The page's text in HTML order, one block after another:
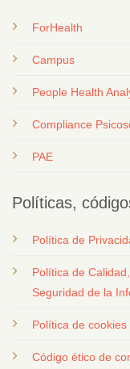
ForHealth
Campus
People Health
Compliance
PAE
Políticas,
Política de
Política de
Seguridad de la
Política de cookies
Código ético de